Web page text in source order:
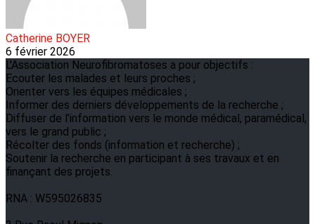
Catherine BOYER
6 février 2026
L'Association Neurofibromatoses a pour objectifs :
Ecouter les malades et leurs proches ;
Orienter vers les équipes médicales ;
Informer des derniers développements de la recherche ;
Diffuser de l’information vers le monde médical, paramédical,
vers le grand public ;
Récolter des fonds (information et recherche) ;
Soutenir la recherche en participant à ses travaux et en
finançant des projets.
RNA : W595026835